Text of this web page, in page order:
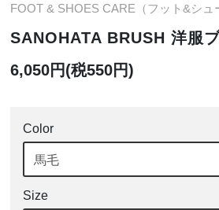
FOOT & SHOES CARE（フット&シュ
SANOHATA BRUSH 洋服
6,050円(税550円)
Color
Size